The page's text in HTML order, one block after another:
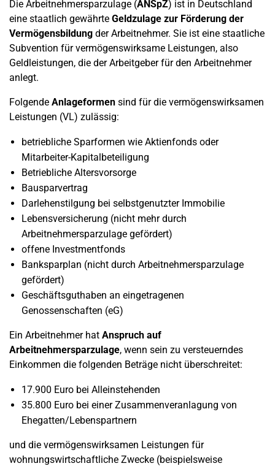
Die Arbeitnehmersparzulage (ANSpZ) ist in Deutschland
eine staatlich gewährte Geldzulage zur Förderung der
Vermögensbildung der Arbeitnehmer. Sie ist eine staatliche
Subvention für vermögenswirksame Leistungen, also
Geldleistungen, die der Arbeitgeber für den Arbeitnehmer
anlegt.
Folgende Anlageformen sind für die vermögenswirksamen
Leistungen (VL) zulässig:
betriebliche Sparformen wie Aktienfonds oder
Mitarbeiter-Kapitalbeteiligung
Betriebliche Altersvorsorge
Bausparvertrag
Darlehenstilgung bei selbstgenutzter Immobilie
Lebensversicherung (nicht mehr durch
Arbeitnehmersparzulage gefördert)
offene Investmentfonds
Banksparplan (nicht durch Arbeitnehmersparzulage
gefördert)
Geschäftsguthaben an eingetragenen
Genossenschaften (eG)
Ein Arbeitnehmer hat Anspruch auf
Arbeitnehmersparzulage, wenn sein zu versteuerndes
Einkommen die folgenden Beträge nicht überschreitet:
17.900 Euro bei Alleinstehenden
35.800 Euro bei einer Zusammenveranlagung von
Ehegatten/Lebenspartnern
und die vermögenswirksamen Leistungen für
wohnungswirtschaftliche Zwecke (beispielsweise